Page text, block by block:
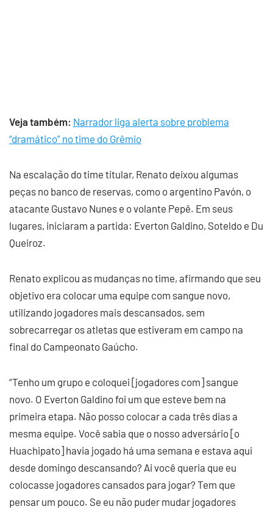
Veja também: Narrador liga alerta sobre problema
“dramático” no time do Grêmio
Na escalação do time titular, Renato deixou algumas
peças no banco de reservas, como o argentino Pavón, o
atacante Gustavo Nunes e o volante Pepê. Em seus
lugares, iniciaram a partida: Everton Galdino, Soteldo e Du
Queiroz.
Renato explicou as mudanças no time, afirmando que seu
objetivo era colocar uma equipe com sangue novo,
utilizando jogadores mais descansados, sem
sobrecarregar os atletas que estiveram em campo na
final do Campeonato Gaúcho.
“Tenho um grupo e coloquei [jogadores com] sangue
novo. O Everton Galdino foi um que esteve bem na
primeira etapa. Não posso colocar a cada três dias a
mesma equipe. Você sabia que o nosso adversário [o
Huachipato] havia jogado há uma semana e estava aqui
desde domingo descansando? Ai você queria que eu
colocasse jogadores cansados para jogar? Tem que
pensar um pouco. Se eu não puder mudar jogadores